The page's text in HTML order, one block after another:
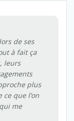
de ses
à fait ça
leurs
plus
que l’on
me